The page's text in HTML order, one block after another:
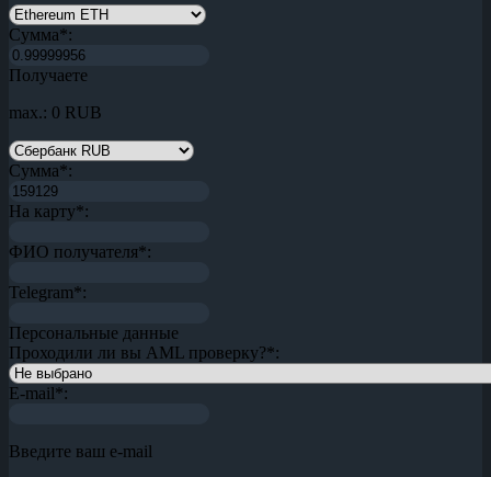
Сумма*:
Получаете
max.: 0 RUB
Сумма*:
На карту*:
ФИО получателя*:
Telegram*:
Персональные данные
Проходили ли вы AML проверку?*:
E-mail*:
Введите ваш e-mail